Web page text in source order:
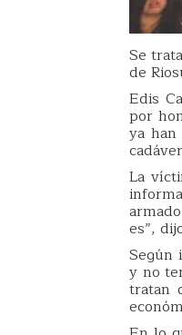
Se
de
Edis
por
ya
La
es”,
Según
y no
tratan